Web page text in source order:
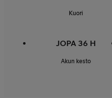
Kuori
JOPA 36 H
Akun kesto